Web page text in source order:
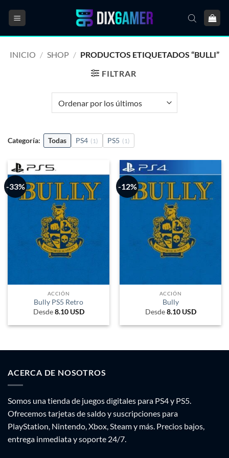
INICIO / SHOP / PRODUCTOS ETIQUETADOS “BULLI”
FILTRAR
Categoría: Todas PS4 (1) PS5 (1)
-33%
ACCIÓN
Bully PS5 Retro
Desde8.10 USD
-12%
ACCIÓN
Bully
Desde8.10 USD
ACERCA DE NOSOTROS
Somos una tienda de juegos digitales para PS4 y PS5.
Ofrecemos tarjetas de saldo y suscripciones para
PlayStation, Nintendo, Xbox, Steam y más. Precios bajos,
entrega inmediata y soporte 24/7.